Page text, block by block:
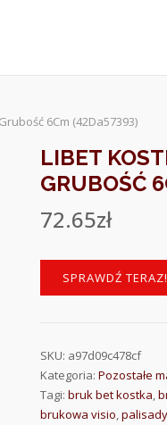
6Cm (42Da57393)
LIBET
GRUBOŚĆ
72.65zł
SPRAWDŹ TERAZ!
SKU: a97d09c478cf
Kategoria:Pozostałe
Tagi:bruk bet kostka,
brukowa visio,